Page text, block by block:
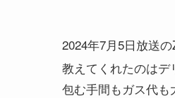
2024年7月5日放送の
教えてくれたのはデ
包む手間もガス代も